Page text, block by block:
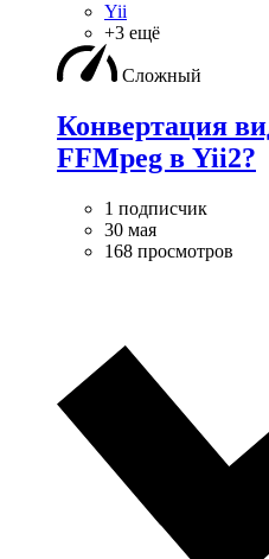
Yii
+3 ещё
Сложный
Конвертация
FFMpeg в Yii2?
1 подписчик
30 мая
168 просмотров